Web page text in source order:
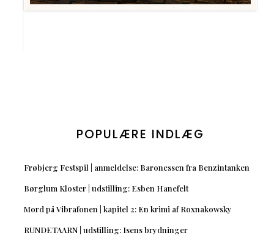
POPULÆRE INDLÆG
Frøbjerg Festspil | anmeldelse: Baronessen fra Benzintanken
Børglum Kloster | udstilling: Esben Hanefelt
Mord på Vibrafonen | kapitel 2: En krimi af Roxnakowsky
RUNDETAARN | udstilling: Isens brydninger